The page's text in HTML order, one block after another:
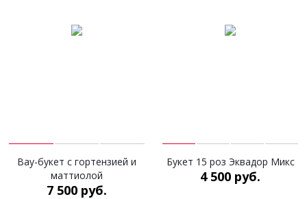
Вау-букет с гортензией и
маттиолой
7 500 руб.
Букет 15 роз Эквадор Микс
4 500 руб.